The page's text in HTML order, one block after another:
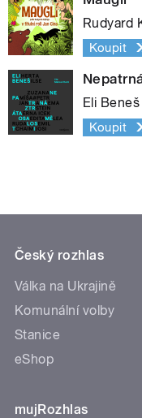
Rudyard
Koupit
Eli Beneš
Koupit
Český rozhlas
Válka na Ukrajině
Komunální volby
Stanice
eShop
mujRozhlas